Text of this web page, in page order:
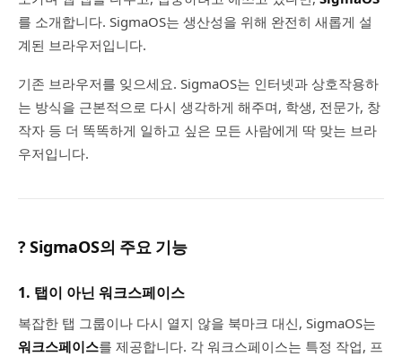
를 소개합니다. SigmaOS는 생산성을 위해 완전히 새롭게 설
계된 브라우저입니다.
기존 브라우저를 잊으세요. SigmaOS는 인터넷과 상호작용하
는 방식을 근본적으로 다시 생각하게 해주며, 학생, 전문가, 창
작자 등 더 똑똑하게 일하고 싶은 모든 사람에게 딱 맞는 브라
우저입니다.
? SigmaOS의 주요 기능
1. 탭이 아닌 워크스페이스
복잡한 탭 그룹이나 다시 열지 않을 북마크 대신, SigmaOS는
워크스페이스를 제공합니다. 각 워크스페이스는 특정 작업, 프